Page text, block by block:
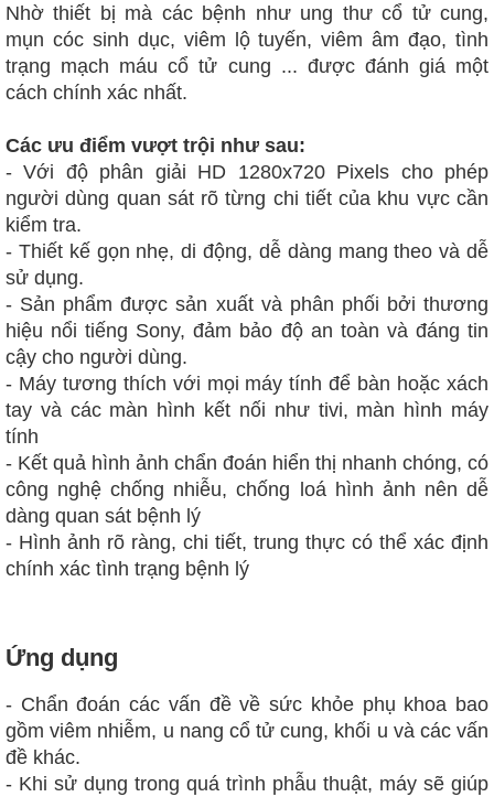
Nhờ thiết bị mà các bệnh như ung thư cổ tử cung,
mụn cóc sinh dục, viêm lộ tuyến, viêm âm đạo, tình
trạng mạch máu cổ tử cung ... được đánh giá một
cách chính xác nhất.
Các ưu điểm vượt trội như sau:
- Với độ phân giải HD 1280x720 Pixels cho phép
người dùng quan sát rõ từng chi tiết của khu vực cần
kiểm tra.
- Thiết kế gọn nhẹ, di động, dễ dàng mang theo và dễ
sử dụng.
- Sản phẩm được sản xuất và phân phối bởi thương
hiệu nổi tiếng Sony, đảm bảo độ an toàn và đáng tin
cậy cho người dùng.
- Máy tương thích với mọi máy tính để bàn hoặc xách
tay và các màn hình kết nối như tivi, màn hình máy
tính
- Kết quả hình ảnh chẩn đoán hiển thị nhanh chóng, có
công nghệ chống nhiễu, chống loá hình ảnh nên dễ
dàng quan sát bệnh lý
- Hình ảnh rõ ràng, chi tiết, trung thực có thể xác định
chính xác tình trạng bệnh lý
Ứng dụng
- Chẩn đoán các vấn đề về sức khỏe phụ khoa bao
gồm viêm nhiễm, u nang cổ tử cung, khối u và các vấn
đề khác.
- Khi sử dụng trong quá trình phẫu thuật, máy sẽ giúp